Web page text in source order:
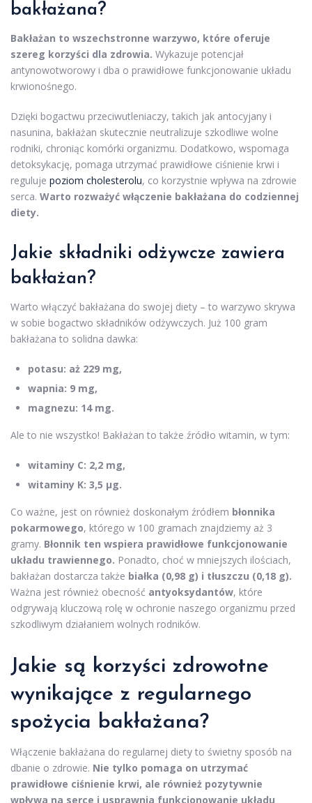
bakłażana?
Bakłażan to wszechstronne warzywo, które oferuje
szereg korzyści dla zdrowia. Wykazuje potencjał
antynowotworowy i dba o prawidłowe funkcjonowanie układu
krwionośnego.
Dzięki bogactwu przeciwutleniaczy, takich jak antocyjany i
nasunina, bakłażan skutecznie neutralizuje szkodliwe wolne
rodniki, chroniąc komórki organizmu. Dodatkowo, wspomaga
detoksykację, pomaga utrzymać prawidłowe ciśnienie krwi i
reguluje poziom cholesterolu, co korzystnie wpływa na zdrowie
serca. Warto rozważyć włączenie bakłażana do codziennej
diety.
Jakie składniki odżywcze zawiera
bakłażan?
Warto włączyć bakłażana do swojej diety – to warzywo skrywa
w sobie bogactwo składników odżywczych. Już 100 gram
bakłażana to solidna dawka:
potasu: aż 229 mg,
wapnia: 9 mg,
magnezu: 14 mg.
Ale to nie wszystko! Bakłażan to także źródło witamin, w tym:
witaminy C: 2,2 mg,
witaminy K: 3,5 µg.
Co ważne, jest on również doskonałym źródłem błonnika
pokarmowego, którego w 100 gramach znajdziemy aż 3
gramy. Błonnik ten wspiera prawidłowe funkcjonowanie
układu trawiennego. Ponadto, choć w mniejszych ilościach,
bakłażan dostarcza także białka (0,98 g) i tłuszczu (0,18 g).
Ważna jest również obecność antyoksydantów, które
odgrywają kluczową rolę w ochronie naszego organizmu przed
szkodliwym działaniem wolnych rodników.
Jakie są korzyści zdrowotne
wynikające z regularnego
spożycia bakłażana?
Włączenie bakłażana do regularnej diety to świetny sposób na
dbanie o zdrowie. Nie tylko pomaga on utrzymać
prawidłowe ciśnienie krwi, ale również pozytywnie
wpływa na serce i usprawnia funkcjonowanie układu